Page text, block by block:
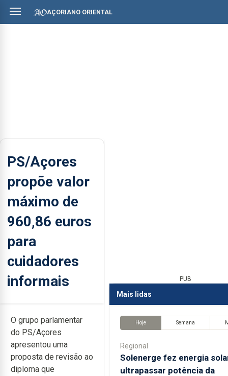
AÇORIANO ORIENTAL
PS/Açores
propõe valor
máximo de
960,86 euros
para
cuidadores
informais
O grupo parlamentar
do PS/Açores
apresentou uma
proposta de revisão ao
diploma que
PUB
Mais lidas
Hoje Semana
Regional
Solenerge fez energia
ultrapassar potência da